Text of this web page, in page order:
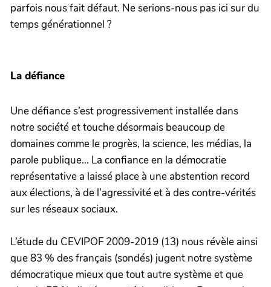
parfois nous fait défaut. Ne serions-nous pas ici sur du
temps générationnel ?
La défiance
Une défiance s’est progressivement installée dans
notre société et touche désormais beaucoup de
domaines comme le progrès, la science, les médias, la
parole publique... La confiance en la démocratie
représentative a laissé place à une abstention record
aux élections, à de l’agressivité et à des contre-vérités
sur les réseaux sociaux.
L’étude du CEVIPOF 2009-2019 (13) nous révèle ainsi
que 83 % des français (sondés) jugent notre système
démocratique mieux que tout autre système et que